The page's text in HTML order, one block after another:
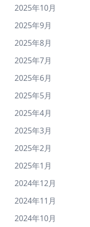
14･
16･
2025年10月
2025年9月
2025年8月
2025年7月
2025年6月
2025年5月
2025年4月
2025年3月
2025年2月
2025年1月
2024年12月
2024年11月
2024年10月